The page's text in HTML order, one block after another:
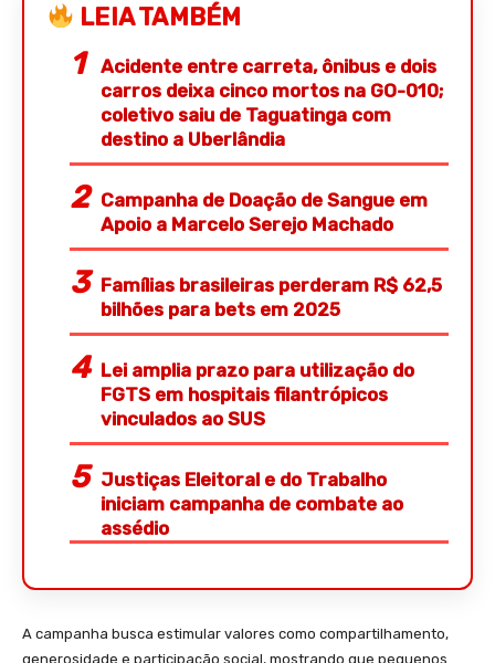
LEIA TAMBÉM
Acidente entre carreta, ônibus e dois
carros deixa cinco mortos na GO-010;
coletivo saiu de Taguatinga com
destino a Uberlândia
Campanha de Doação de Sangue em
Apoio a Marcelo Serejo Machado
Famílias brasileiras perderam R$ 62,5
bilhões para bets em 2025
Lei amplia prazo para utilização do
FGTS em hospitais filantrópicos
vinculados ao SUS
Justiças Eleitoral e do Trabalho
iniciam campanha de combate ao
assédio
A campanha busca estimular valores como compartilhamento,
generosidade e participação social, mostrando que pequenos